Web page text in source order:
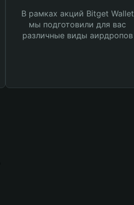
В рамках акций Bitget Wallet
мы подготовили для вас
различные виды аирдропов